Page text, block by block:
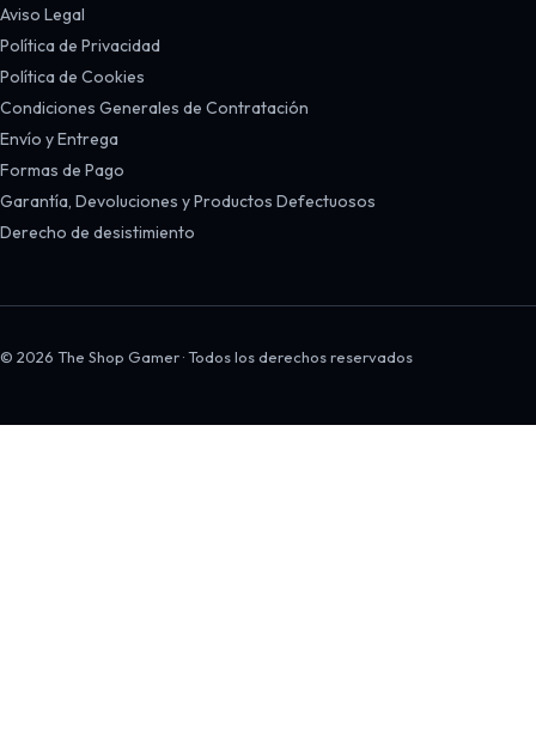
Aviso Legal
Política de Privacidad
Política de Cookies
Condiciones Generales de Contratación
Envío y Entrega
Formas de Pago
Garantía, Devoluciones y Productos Defectuosos
Derecho de desistimiento
© 2026 The Shop Gamer · Todos los derechos reservados